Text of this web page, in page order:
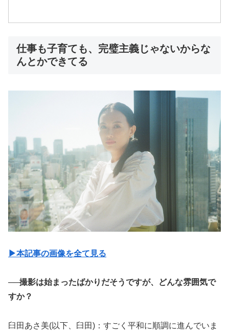
仕事も子育ても、完璧主義じゃないからな
んとかできてる
▶︎本記事の画像を全て見る
──撮影は始まったばかりだそうですが、どんな雰囲気で
すか？
臼田あさ美(以下、臼田)：すごく平和に順調に進んでいま